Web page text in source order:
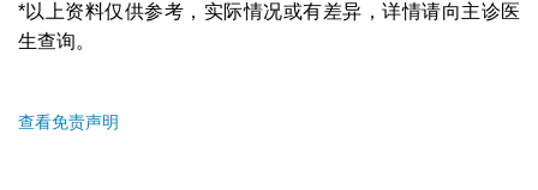
*以上资料仅供参考，实际情况或有差异，详情请向主诊医
生查询。
查看免责声明